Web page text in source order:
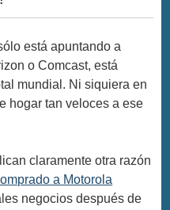
está apuntando a
o Comcast, está
mundial. Ni siquiera en
hogar tan veloces a ese
claramente otra razón
a Motorola
negocios después de